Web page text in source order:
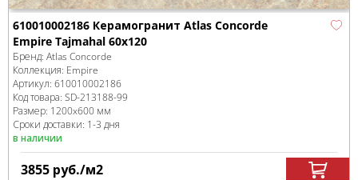
610010002186 Керамогранит Atlas Concorde
Empire Tajmahal 60x120
Бренд: Atlas Concorde
Коллекция: Empire
Артикул: 610010002186
Код товара: SD-213188-99
Размер: 1200x600 мм
Сроки доставки: 1-3 дня
в наличии
3855 руб./м2